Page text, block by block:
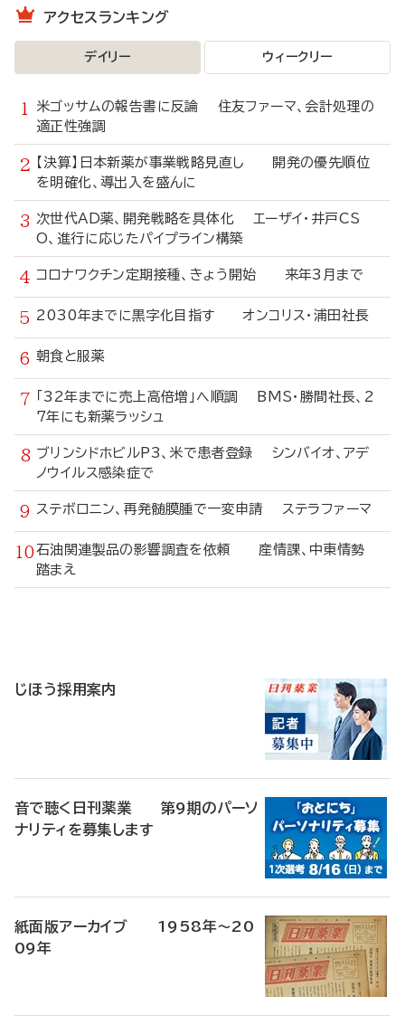
アクセスランキング
デイリー ウィークリー
米ゴッサムの報告書に反論 住友ファーマ、会計処理の
適正性強調
【決算】日本新薬が事業戦略見直し 開発の優先順位
を明確化、導出入を盛んに
次世代AD薬、開発戦略を具体化 エーザイ・井戸CS
O、進行に応じたパイプライン構築
コロナワクチン定期接種、きょう開始 来年3月まで
2030年までに黒字化目指す オンコリス・浦田社長
朝食と服薬
「32年までに売上高倍増」へ順調 BMS・勝間社長、2
7年にも新薬ラッシュ
ブリンシドホビルP3、米で患者登録 シンバイオ、アデ
ノウイルス感染症で
ステボロニン、再発髄膜腫で一変申請 ステラファーマ
石油関連製品の影響調査を依頼 産情課、中東情勢
踏まえ
じほう採用案内
音で聴く日刊薬業 第9期のパーソ
ナリティを募集します
紙面版アーカイブ 1958年～20
09年